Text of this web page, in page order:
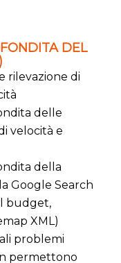
DEL
rilevazione di
delle
velocità e
della
Google Search
budget,
XML)
problemi
permettono